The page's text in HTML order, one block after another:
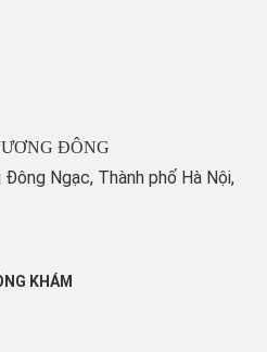
ĐÔNG
Ngạc, Thành phố Hà Nội,
KHÁM